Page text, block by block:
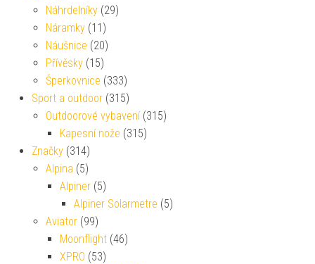
Náhrdelníky (29)
Náramky (11)
Náušnice (20)
Přívěsky (15)
Šperkovnice (333)
Sport a outdoor (315)
Outdoorové vybavení (315)
Kapesní nože (315)
Značky (314)
Alpina (5)
Alpiner (5)
Alpiner Solarmetre (5)
Aviator (99)
Moonflight (46)
XPRO (53)